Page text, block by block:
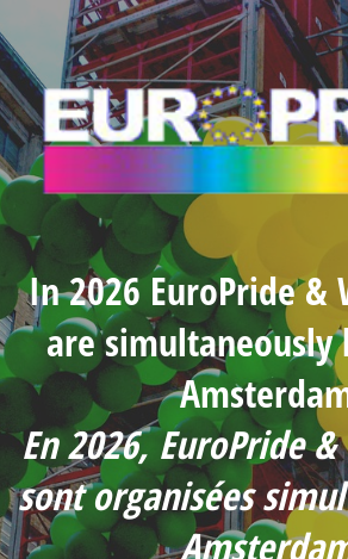
In 2026 EuroPride &
are simultaneously
En 2026, EuroPride
sont organisées